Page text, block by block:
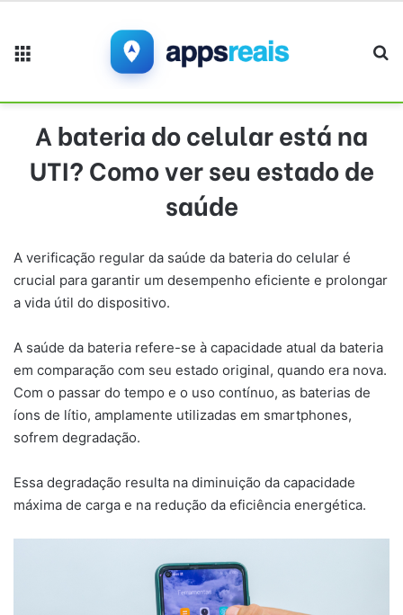
A bateria do celular está na
UTI? Como ver seu estado de
saúde
A verificação regular da saúde da bateria do celular é
crucial para garantir um desempenho eficiente e prolongar
a vida útil do dispositivo.
A saúde da bateria refere-se à capacidade atual da bateria
em comparação com seu estado original, quando era nova.
Com o passar do tempo e o uso contínuo, as baterias de
íons de lítio, amplamente utilizadas em smartphones,
sofrem degradação.
Essa degradação resulta na diminuição da capacidade
máxima de carga e na redução da eficiência energética.